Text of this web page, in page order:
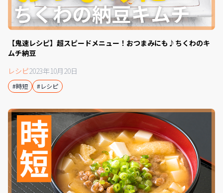
【鬼速レシピ】超スピードメニュー！おつまみにも♪ちくわのキ
ムチ納豆
レシピ2023年10月20日
#時短 #レシピ